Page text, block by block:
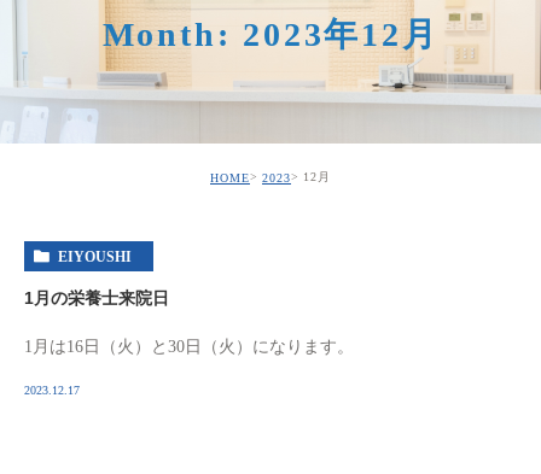
Month: 2023年12月
HOME 2023 12月
EIYOUSHI
1月の栄養士来院日
1月は16日（火）と30日（火）になります。
2023.12.17